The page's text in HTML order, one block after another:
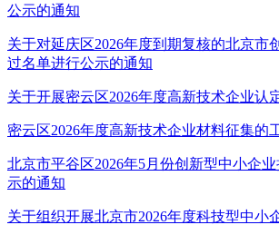
公示的通知
关于对延庆区2026年度到期复核的北京市
过名单进行公示的通知
关于开展密云区2026年度高新技术企业认
密云区2026年度高新技术企业材料征集的
北京市平谷区2026年5月份创新型中小企
示的通知
关于组织开展北京市2026年度科技型中小